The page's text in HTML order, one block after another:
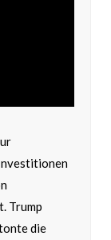
Trump
die